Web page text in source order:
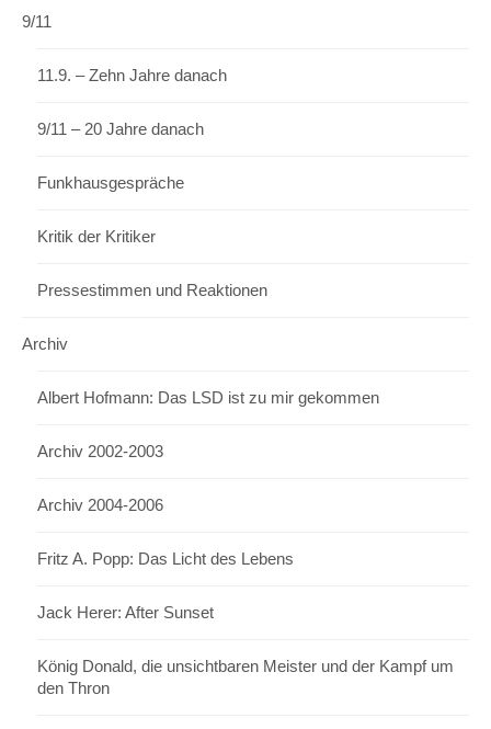
9/11
11.9. – Zehn Jahre danach
9/11 – 20 Jahre danach
Funkhausgespräche
Kritik der Kritiker
Pressestimmen und Reaktionen
Archiv
Albert Hofmann: Das LSD ist zu mir gekommen
Archiv 2002-2003
Archiv 2004-2006
Fritz A. Popp: Das Licht des Lebens
Jack Herer: After Sunset
König Donald, die unsichtbaren Meister und der Kampf um
den Thron